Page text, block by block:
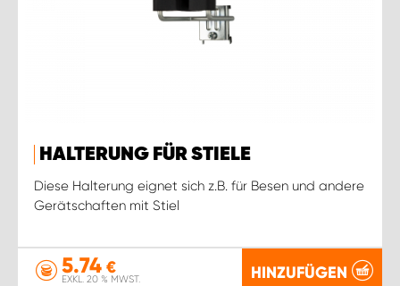
HALTERUNG FÜR STIELE
Diese Halterung eignet sich z.B. für Besen und andere
Gerätschaften mit Stiel
5.74 €
EXKL. 20 % MWST. HINZUFÜGEN